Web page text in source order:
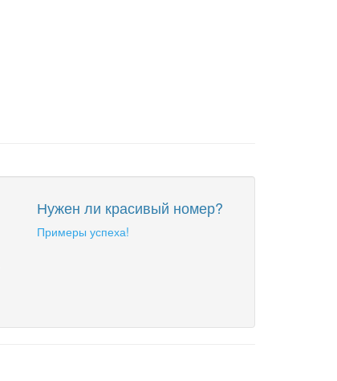
Нужен ли красивый номер?
Примеры успеха!